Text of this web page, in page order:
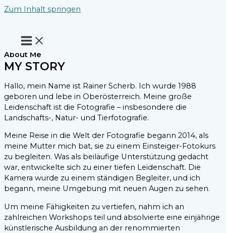
Zum Inhalt springen
About Me
MY STORY
Hallo, mein Name ist Rainer Scherb. Ich wurde 1988
geboren und lebe in Oberösterreich. Meine große
Leidenschaft ist die Fotografie – insbesondere die
Landschafts-, Natur- und Tierfotografie.
Meine Reise in die Welt der Fotografie begann 2014, als
meine Mutter mich bat, sie zu einem Einsteiger-Fotokurs
zu begleiten. Was als beiläufige Unterstützung gedacht
war, entwickelte sich zu einer tiefen Leidenschaft. Die
Kamera wurde zu einem ständigen Begleiter, und ich
begann, meine Umgebung mit neuen Augen zu sehen.
Um meine Fähigkeiten zu vertiefen, nahm ich an
zahlreichen Workshops teil und absolvierte eine einjährige
künstlerische Ausbildung an der renommierten